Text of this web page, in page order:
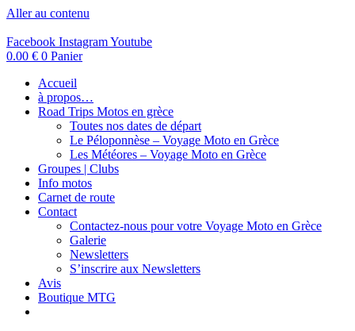
Aller au contenu
Facebook InstagramYoutube
0.00 € 0 Panier
Accueil
à propos…
Road Trips Motos en grèce
Toutes nos dates de départ
Le Péloponnèse – Voyage Moto en Grèce
Les Météores – Voyage Moto en Grèce
Groupes | Clubs
Info motos
Carnet de route
Contact
Contactez-nous pour votre Voyage Moto en Grèce
Galerie
Newsletters
S’inscrire aux Newsletters
Avis
Boutique MTG